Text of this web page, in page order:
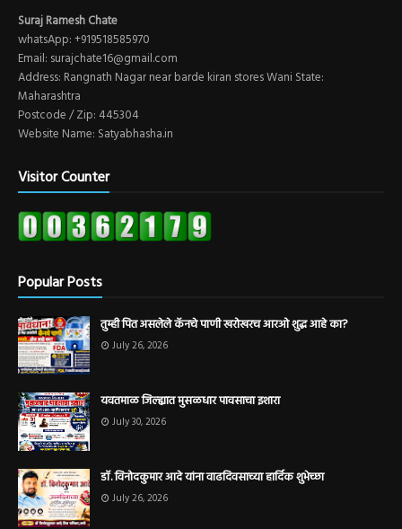
Suraj Ramesh Chate
whatsApp: +919518585970
Email: surajchate16@gmail.com
Address: Rangnath Nagar near barde kiran stores Wani State:
Maharashtra
Postcode / Zip: 445304
Website Name: Satyabhasha.in
Visitor Counter
Popular Posts
तुम्ही पित असलेले कॅनचे पाणी खरोखरच आरओ शुद्ध आहे का?
July 26, 2026
यवतमाळ जिल्ह्यात मुसळधार पावसाचा इशारा
July 30, 2026
डॉ. विनोदकुमार आदे यांना वाढदिवसाच्या हार्दिक शुभेच्छा
July 26, 2026